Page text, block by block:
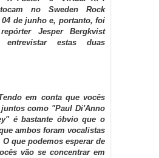
no Sweden Rock
de junho e, portanto, foi
Jesper Bergkvist
estas duas
em conta que vocês
como "Paul Di'Anno
é bastante óbvio que o
ambos foram vocalistas
que podemos esperar de
vão se concentrar em